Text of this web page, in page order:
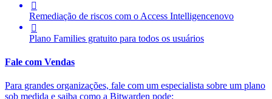

Remediação de riscos com o Access Intelligencenovo

Plano Families gratuito para todos os usuários
Fale com Vendas
Para grandes organizações, fale com um especialista sobre um plano
sob medida e saiba como a Bitwarden pode: